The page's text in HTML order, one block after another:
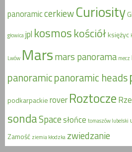
panoramiccerkiewCuriosity
głowicajpl kosmoskościółksiężyc
Lwów Marsmars panorama mecz
panoramicpanoramic heads
podkarpackierover Roztocze
sondaSpacesłońce tomaszów lubelski
Zamość ziemia kłodzka zwiedzanie